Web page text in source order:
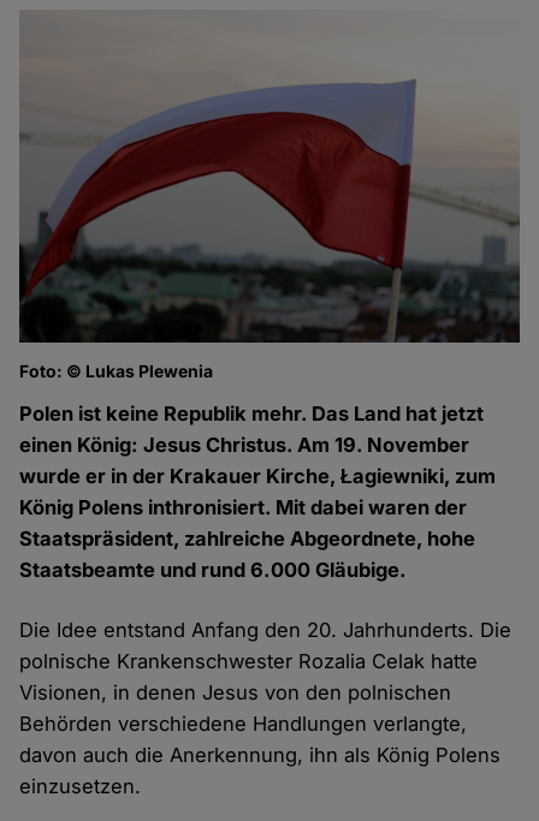
Foto: © Lukas Plewenia
Polen ist keine Republik mehr. Das Land hat jetzt
einen König: Jesus Christus. Am 19. November
wurde er in der Krakauer Kirche, Łagiewniki, zum
König Polens inthronisiert. Mit dabei waren der
Staatspräsident, zahlreiche Abgeordnete, hohe
Staatsbeamte und rund 6.000 Gläubige.
Die Idee entstand Anfang den 20. Jahrhunderts. Die
polnische Krankenschwester Rozalia Celak hatte
Visionen, in denen Jesus von den polnischen
Behörden verschiedene Handlungen verlangte,
davon auch die Anerkennung, ihn als König Polens
einzusetzen.